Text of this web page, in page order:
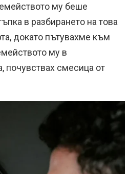
му беше
в разбирането на това
докато пътувахме към
му в
почувствах смесица от